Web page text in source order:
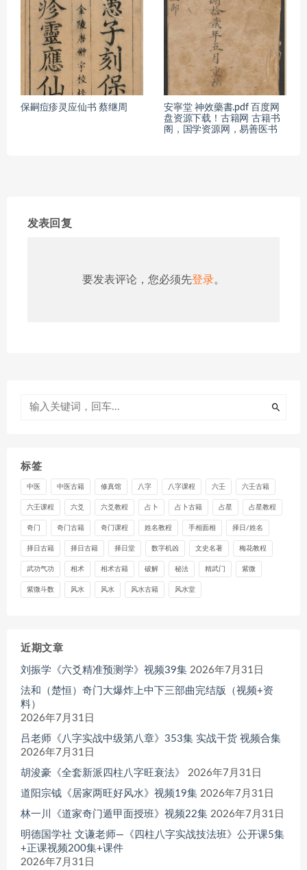
保嗣痘疹灵应仙书 蔡继周
安寧堂 神效藥書.pdf 百度网
盘资源下载！古籍网 古籍书
阁，国学资源网，易善医书
发表回复
要发表评论，您必须先登录。
标签
中医 中医古籍 修真馆 八字 八字课程 六壬 六壬古籍
六壬课程 六爻 六爻教程 占卜 占卜古籍 占星 占星教程
奇门 奇门古籍 奇门课程 姓名教程 手相面相 择日/姓名
择日古籍 择日古籍 择日堂 数字机凶 文史名著 梅花教程
武功气功 相术 相术古籍 破解 秘法 精武门 紫微
紫微斗数 风水 风水 风水古籍 风水堂
近期文章
刘振学《六爻精准预测学》视频39集 2026年7月31日
法和（楚恒）奇门大爆炸上中下三部曲完结版（视频+资
料）
2026年7月31日
吕老师《八字实战中级第八章》353集 实战干货 视频合集
2026年7月31日
胡浚豪《全套新派四柱八字旺衰法》
2026年7月31日
道阳宗钺《居家两旺好风水》视频19集 2026年7月31日
林一川《道家奇门遁甲面授班》视频22集 2026年7月31日
明德国学社 文谦老师—《四柱八字实战技法班》公开课5集
+正课视频200集+课件
2026年7月31日